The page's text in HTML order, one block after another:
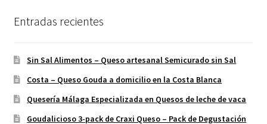
Entradas recientes
Sin Sal Alimentos – Queso artesanal Semicurado sin Sal
Costa – Queso Gouda a domicilio en la Costa Blanca
Quesería Málaga Especializada en Quesos de leche de vaca
Goudalicioso 3-pack de Craxi Queso – Pack de Degustación